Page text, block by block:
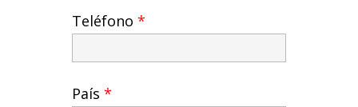
Teléfono *
País *